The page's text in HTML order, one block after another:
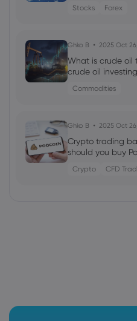
Stocks Forex
Ghko B 2025 Oct
What is crude oil
crude oil
Commodities
Ghko B 2025 Oct
Crypto trading
should you buy
Crypto CFD